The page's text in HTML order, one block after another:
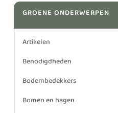
GROENE ONDERWERPEN
Artikelen
Benodigdheden
Bodembedekkers
Bomen en hagen